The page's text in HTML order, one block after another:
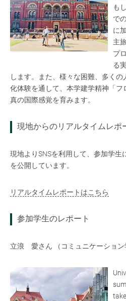
も
で
に
主
プ
る
します。また、様々な困難、多く
化体験を通して、本学建学精神「
真の国際感覚を育みます。
現地からのリアルタイムレポ
現地よりSNSを利用して、参加学生
を公開しています。
リアルタイムレポートはこちら
参加学生のレポート
立浪 愛さん （コミュニケーション